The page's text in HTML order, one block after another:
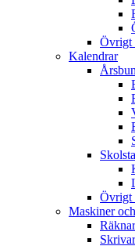
Övrigt
Kalendrar
Övrigt
Maskiner